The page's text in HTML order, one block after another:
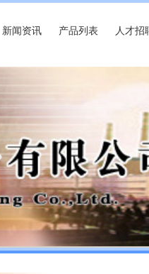
新闻资讯 产品列表 人才招